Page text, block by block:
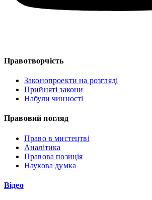
Правотворчість
Законопроекти на розгляді
Прийняті закони
Набули чинності
Правовий погляд
Право в мистецтві
Аналітика
Правова позиція
Наукова думка
Відео